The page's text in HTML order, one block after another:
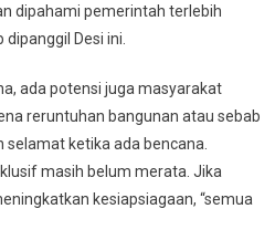
dipahami pemerintah terlebih
Desi ini.
ada potensi juga masyarakat
reruntuhan bangunan atau sebab
selamat ketika ada bencana.
masih belum merata. Jika
kesiapsiagaan, “semua